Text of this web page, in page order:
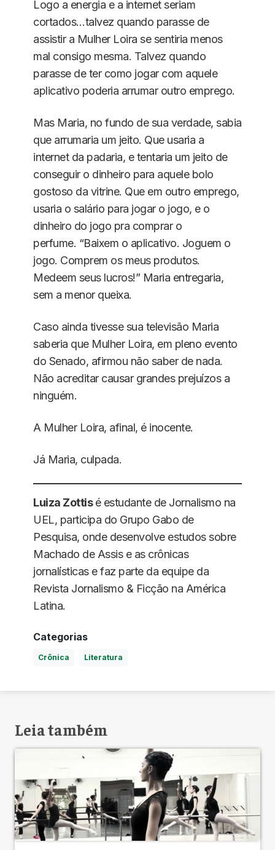
Logo a energia e a internet seriam
cortados…talvez quando parasse de
assistir a Mulher Loira se sentiria menos
mal consigo mesma. Talvez quando
parasse de ter como jogar com aquele
aplicativo poderia arrumar outro emprego.
Mas Maria, no fundo de sua verdade, sabia
que arrumaria um jeito. Que usaria a
internet da padaria, e tentaria um jeito de
conseguir o dinheiro para aquele bolo
gostoso da vitrine. Que em outro emprego,
usaria o salário para jogar o jogo, e o
dinheiro do jogo pra comprar o
perfume. “Baixem o aplicativo. Joguem o
jogo. Comprem os meus produtos.
Medeem seus lucros!” Maria entregaria,
sem a menor queixa.
Caso ainda tivesse sua televisão Maria
saberia que Mulher Loira, em pleno evento
do Senado, afirmou não saber de nada.
Não acreditar causar grandes prejuízos a
ninguém.
A Mulher Loira, afinal, é inocente.
Já Maria, culpada.
Luiza Zottisé estudante de Jornalismo na
UEL, participa do Grupo Gabo de
Pesquisa, onde desenvolve estudos sobre
Machado de Assis e as crônicas
jornalísticas e faz parte da equipe da
Revista Jornalismo & Ficção na América
Latina.
Categorias
Crônica Literatura
Leia também